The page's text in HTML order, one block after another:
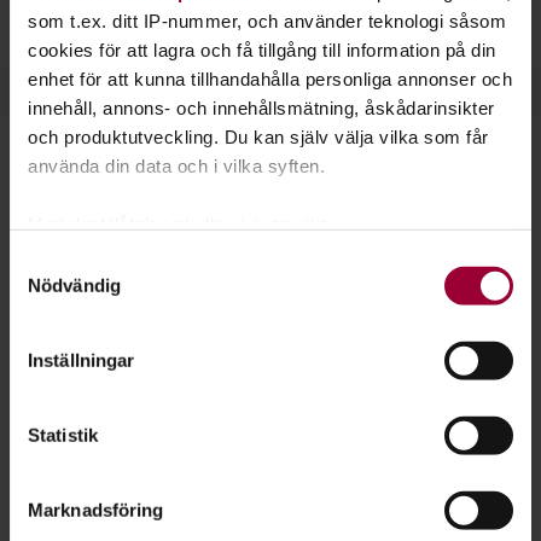
som t.ex. ditt IP-nummer, och använder teknologi såsom
cookies för att lagra och få tillgång till information på din
enhet för att kunna tillhandahålla personliga annonser och
innehåll, annons- och innehållsmätning, åskådarinsikter
och produktutveckling. Du kan själv välja vilka som får
använda din data och i vilka syften.
som kan ha en noggrannhet på upp till flera meter
Ta reda på mer om hur dina personliga uppgifter
Du kan ändra eller dra tillbaka ditt samtycke när som
För att du ska få en så bra upplevelse som möjligt
Nödvändig
Inställningar
Statistik
Marknadsföring
ochapportering.
Svenska Jägareförbundet
Svenska Brukshundsklubben